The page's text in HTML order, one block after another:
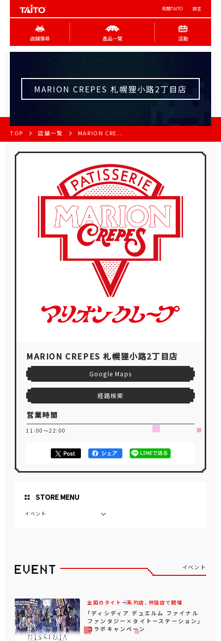
有關TAITO 語言
店舖搜尋 產品一覽 活動
MARION CREPES 札幌狸小路2丁目店
TOP 店舗一覧 MARION CRE...
STORE MENU
イベント
イベント
全国のタイトー系列店、併設店で開催
「ディシディア デュエルム ファイナル
ファンタジー×タイトーステーション」
コラボキャンペーン
MARION CREPES 札幌狸小路2丁目店
Google Maps
経路検索
営業時間
11:00～22:00